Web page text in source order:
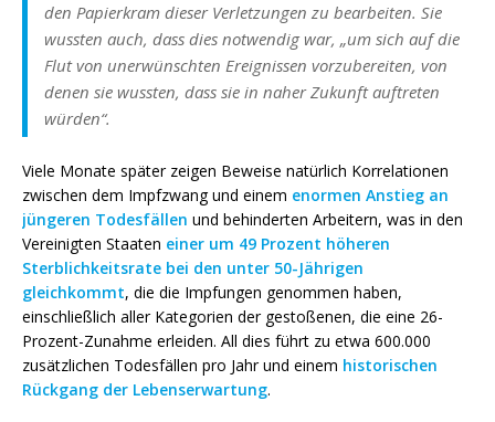
den Papierkram dieser Verletzungen zu bearbeiten. Sie
wussten auch, dass dies notwendig war, „um sich auf die
Flut von unerwünschten Ereignissen vorzubereiten, von
denen sie wussten, dass sie in naher Zukunft auftreten
würden“.
Viele Monate später zeigen Beweise natürlich Korrelationen
zwischen dem Impfzwang und einem enormen Anstieg an
jüngeren Todesfällen und behinderten Arbeitern, was in den
Vereinigten Staaten einer um 49 Prozent höheren
Sterblichkeitsrate bei den unter 50-Jährigen
gleichkommt, die die Impfungen genommen haben,
einschließlich aller Kategorien der gestoßenen, die eine 26-
Prozent-Zunahme erleiden. All dies führt zu etwa 600.000
zusätzlichen Todesfällen pro Jahr und einem historischen
Rückgang der Lebenserwartung.